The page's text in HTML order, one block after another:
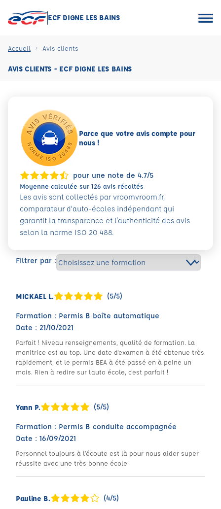
ECF DIGNE LES BAINS
Accueil Avis clients
AVIS CLIENTS - ECF DIGNE LES BAINS
Filtrer par :
MICKAEL L. (5/5)
Formation : Permis B boîte automatique
Date : 21/10/2021
Parfait ! Niveau renseignements, qualité de formation. La
monitrice est au top. Une date d'examen à été obtenue très
rapidement, et le permis BEA à été passé en à peine un
mois. Rien à redire sur l'auto école, c'est parfait !
Yann P. (5/5)
Formation : Permis B conduite accompagnée
Date : 16/09/2021
Personnel toujours à l’écoute est là pour nous aider super
réussite avec une très bonne école
Pauline B. (4/5)
Parce que votre avis compte pour
nous !
pour une note de 4.7/5
Moyenne calculée sur 126 avis récoltés
Les avis sont collectés par vroomvroom.fr,
comparateur d’auto-écoles indépendant qui
garantit la transparence et l'authenticité des avis
selon la norme ISO 20 488.